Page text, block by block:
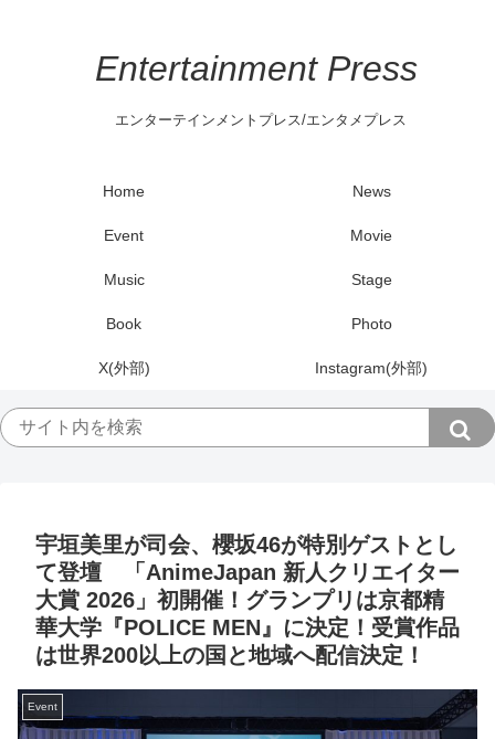
Entertainment Press
エンターテインメントプレス/エンタメプレス
Home News
Event Movie
Music Stage
Book Photo
X(外部) Instagram(外部)
宇垣美里が司会、櫻坂46が特別ゲストとし
て登壇 「AnimeJapan 新人クリエイター
大賞 2026」初開催！グランプリは京都精
華大学『POLICE MEN』に決定！受賞作品
は世界200以上の国と地域へ配信決定！
Event